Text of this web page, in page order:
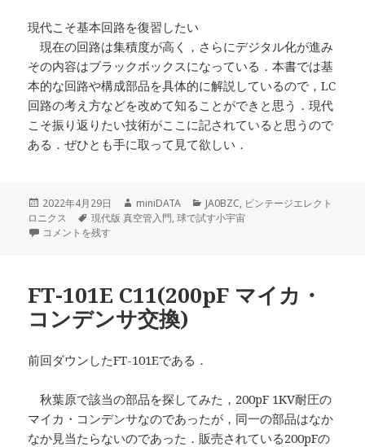
現代こそ基本回路を復習したい
現在の回路は集積度が高く，さらにデジタル化が進み
その内容はブラックボックスになっている．本書では基
本的な回路や構成部品を具体的に解説しているので，LC
回路の考え方などを改めて知ることができと思う．現代
こそ振り返りたい技術がここに記されていると思うので
ある．ぜひとも手に取って見て欲しい．
投
稿
日:
2022年4月29日
作
成
miniDATA
カ
テ
JA0BZC, ビンテージエレクト
ロニクス
タ
グ
現代版 真空管入門,球で試す小宇宙
「現代版 真空管入門」 に
コメントを残す
FT-101E C11(200pF マイカ・
コンデンサ交換)
前回ダウンしたFT-101Eである．
秋葉原で該当の部品を探してみた，200pF 1KV耐圧の
マイカ・コンデンサなのであったが，同一の部品はなか
なか見当たらないのであった．販売されている200pFの